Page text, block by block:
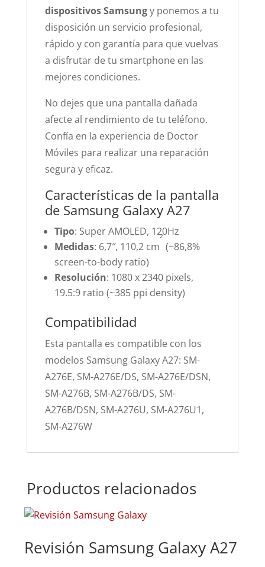
dispositivos Samsungy ponemos a tu
disposición un servicio profesional,
rápido y con garantía para que vuelvas
a disfrutar de tu smartphone en las
mejores condiciones.
No dejes que una pantalla dañada
afecte al rendimiento de tu teléfono.
Confía en la experiencia de Doctor
Móviles para realizar una reparación
segura y eficaz.
Características de la pantalla
de Samsung Galaxy A27
Tipo: Super AMOLED, 120Hz
Medidas: 6,7″, 110,2 cm
²
(~86,8%
screen-to-body ratio)
Resolución: 1080 x 2340 pixels,
19.5:9 ratio (~385 ppi density)
Compatibilidad
Esta pantalla es compatible con los
modelos Samsung Galaxy A27: SM-
A276E, SM-A276E/DS, SM-A276E/DSN,
SM-A276B, SM-A276B/DS, SM-
A276B/DSN, SM-A276U, SM-A276U1,
SM-A276W
Productos relacionados
Revisión Samsung Galaxy A27